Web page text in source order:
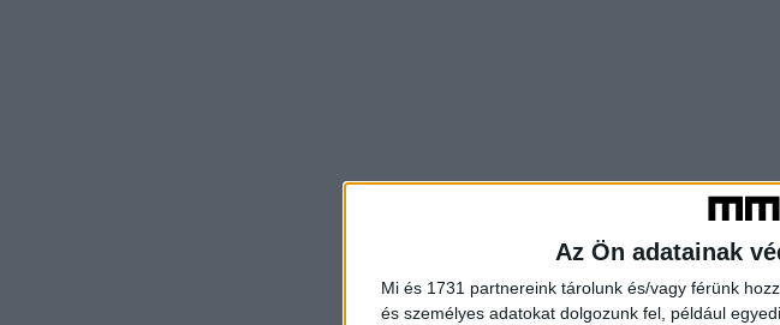
Az Ön adatainak
Mi és 1731 partnereink tárolunk és/vagy férünk
és személyes adatokat dolgozunk fel, például